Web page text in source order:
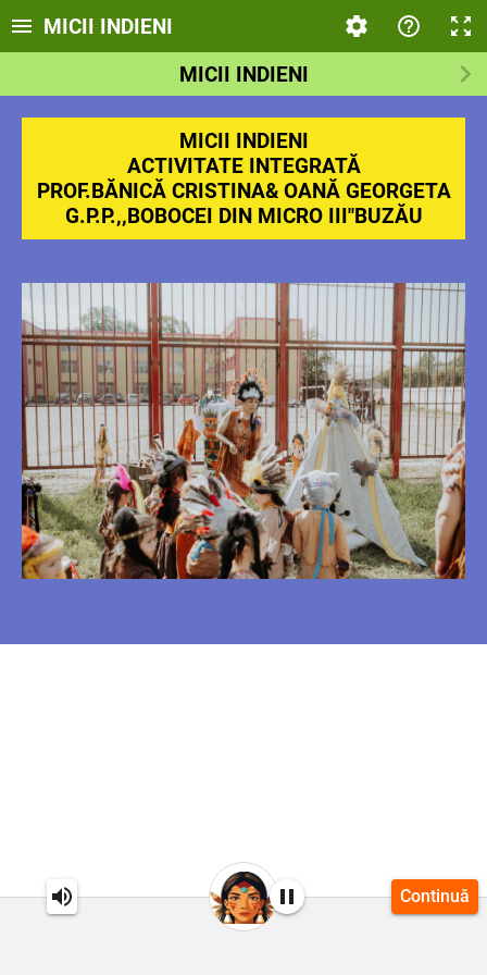
Continuă
MICII INDIENI
MICII INDIENI
MICII INDIENI
ACTIVITATE INTEGRATĂ
PROF.BĂNICĂ CRISTINA& OANĂ GEORGETA
G.P.P.,,BOBOCEI DIN MICRO III"BUZĂU